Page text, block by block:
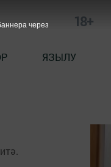
18+
ЯЗЫЛУ
через